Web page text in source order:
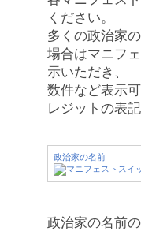
ください。
多くの政治家
場合はマニフ
示いただき、
数件など表示
レジットの表
政治家の名前
政治家の名前